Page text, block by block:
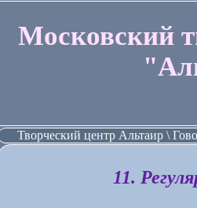
Московский
Творческий центр Альтаир \
11.